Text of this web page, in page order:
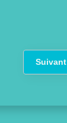
Suivant